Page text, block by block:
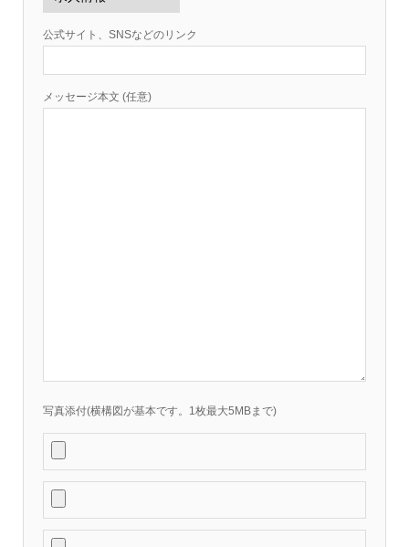
公式サイト、SNSなどのリンク
メッセージ本文 (任意)
写真添付(横構図が基本です。1枚最大5MBまで)